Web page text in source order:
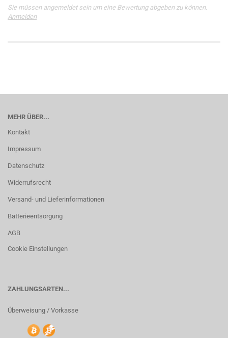
Sie müssen angemeldet sein um eine Bewertung abgeben zu können.
Anmelden
MEHR ÜBER...
Kontakt
Impressum
Datenschutz
Widerrufsrecht
Versand- und Lieferinformationen
Batterieentsorgung
AGB
Cookie Einstellungen
ZAHLUNGSARTEN...
Überweisung / Vorkasse